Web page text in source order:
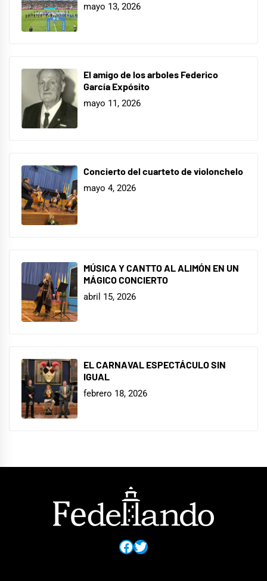
mayo 13, 2026
El amigo de los arboles Federico
García Expósito
mayo 11, 2026
Concierto del cuarteto de violonchelo
mayo 4, 2026
MÚSICA Y CANTTO AL ALIMÓN EN UN
MÁGICO CONCIERTO
abril 15, 2026
EL CARNAVAL ESPECTÁCULO SIN
IGUAL
febrero 18, 2026
Facebook
Twitter